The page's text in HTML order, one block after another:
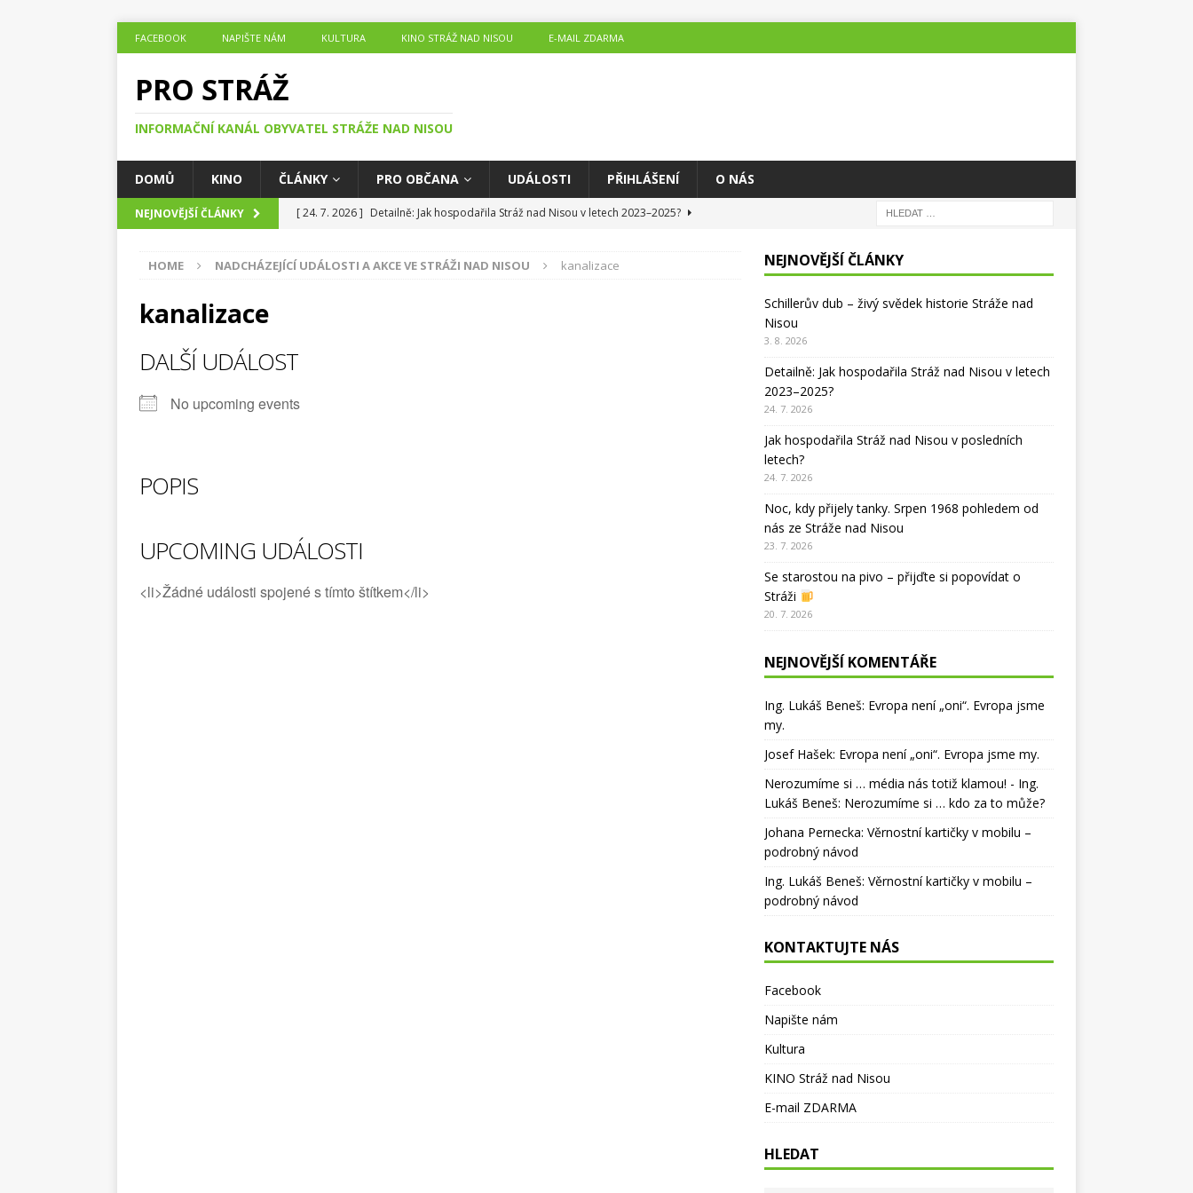
FACEBOOK NAPIŠTE NÁM KULTURA KINO STRÁŽ NAD NISOU E-MAIL ZDARMA
PRO STRÁŽ
INFORMAČNÍ KANÁL OBYVATEL STRÁŽE NAD NISOU
DOMŮ KINO ČLÁNKY PRO OBČANA UDÁLOSTI PŘIHLÁŠENÍ O NÁS
NEJNOVĚJŠÍ ČLÁNKY [ 24. 7. 2026 ] Detailně: Jak hospodařila Stráž nad Nisou v letech 2023–2025?
[ 24. 7. 2026 ] Jak hospodařila Stráž nad Nisou v posledních letech?
HOME NADCHÁZEJÍCÍ UDÁLOSTI A AKCE VE STRÁŽI NAD NISOU kanalizace
kanalizace
DALŠÍ UDÁLOST
No upcoming events
POPIS
UPCOMING UDÁLOSTI
<li>Žádné události spojené s tímto štítkem</li>
NEJNOVĚJŠÍ ČLÁNKY
Schillerův dub – živý svědek historie Stráže nad
Nisou
3. 8. 2026
Detailně: Jak hospodařila Stráž nad Nisou v letech
2023–2025?
24. 7. 2026
Jak hospodařila Stráž nad Nisou v posledních
letech?
24. 7. 2026
Noc, kdy přijely tanky. Srpen 1968 pohledem od
nás ze Stráže nad Nisou
23. 7. 2026
Se starostou na pivo – přijďte si popovídat o
Stráži
20. 7. 2026
NEJNOVĚJŠÍ KOMENTÁŘE
Ing. Lukáš Beneš: Evropa není „oni“. Evropa jsme
my.
Josef Hašek: Evropa není „oni“. Evropa jsme my.
Nerozumíme si … média nás totiž klamou! - Ing.
Lukáš Beneš: Nerozumíme si … kdo za to může?
Johana Pernecka: Věrnostní kartičky v mobilu –
podrobný návod
Ing. Lukáš Beneš: Věrnostní kartičky v mobilu –
podrobný návod
KONTAKTUJTE NÁS
Facebook
Napište nám
Kultura
KINO Stráž nad Nisou
E-mail ZDARMA
HLEDAT